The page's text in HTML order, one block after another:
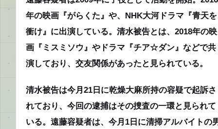
年の映画『がらくた』や、NHK大河ドラマ『青天を
衝け』に出演している。清水被告とは、2018年の映
画『ミスミソウ』やドラマ『チア☆ダン』などで共
演しており、交友関係があったと見られている。
清水被告は今月21日に乾燥大麻所持の容疑で起訴さ
れており、今回の逮捕はその捜査の一環と見られて
いる。遠藤容疑者は、今月1日に清掃アルバイトの